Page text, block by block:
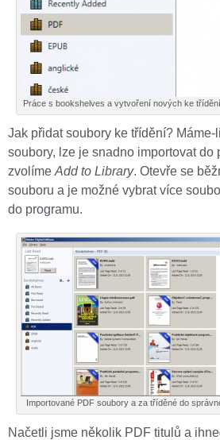
Práce s bookshelves a vytvoření nových ke
Jak přidat soubory ke třídění?
soubory, lze je snadno importovat
zvolíme Add to Library. Otevře se
souboru a je možné vybrat více
do programu.
Importované PDF soubory a za tříděné do
Načetli jsme několik PDF titulů a